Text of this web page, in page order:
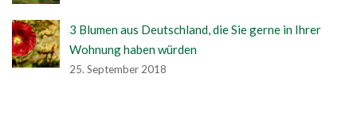
3 Blumen aus Deutschland, die Sie gerne in Ihrer
Wohnung haben würden
25. September 2018